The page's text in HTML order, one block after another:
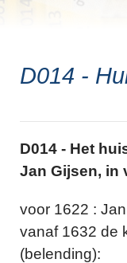
D014 -
D014 - Het
Jan Gijsen, in
voor 1622 :
vanaf 1632
(belending):
de